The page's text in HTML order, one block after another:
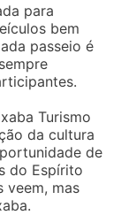
para
bem
passeio é
Turismo
da cultura
de
do Espírito
veem, mas